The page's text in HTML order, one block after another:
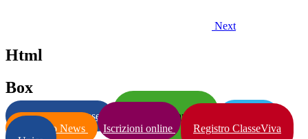
Next
Html
Box
Corsi del Veronese Corsi del Marconi
Archivio News
Iscrizioni online
Registro ClasseViva